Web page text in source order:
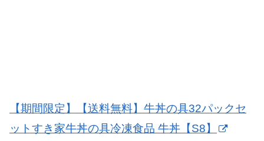
【期間限定】【送料無料】牛丼の具32パックセ
ットすき家牛丼の具冷凍食品 牛丼【S8】